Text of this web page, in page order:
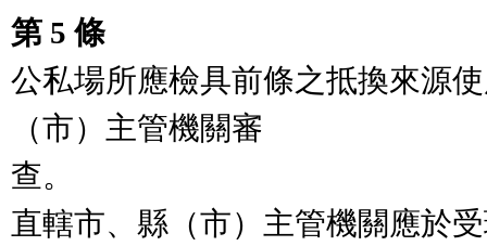
第 5 條
公私場所應檢具前條之抵換來源
（市）主管機關審
查。
直轄市、縣（市）主管機關應於